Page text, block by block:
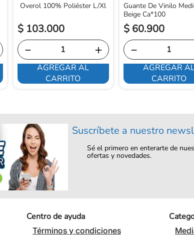
Overol 100% Poliéster L/Xl
$ 103.000
＋
－
AGREGAR AL
CARRITO
Guante De Vinilo
Beige Ca*100
$ 60.900
－
AGREGAR
CARRITO
Suscríbete a nuestro
Sé el primero en enterarte de
ofertas y novedades.
Centro de ayuda
Términos y condiciones